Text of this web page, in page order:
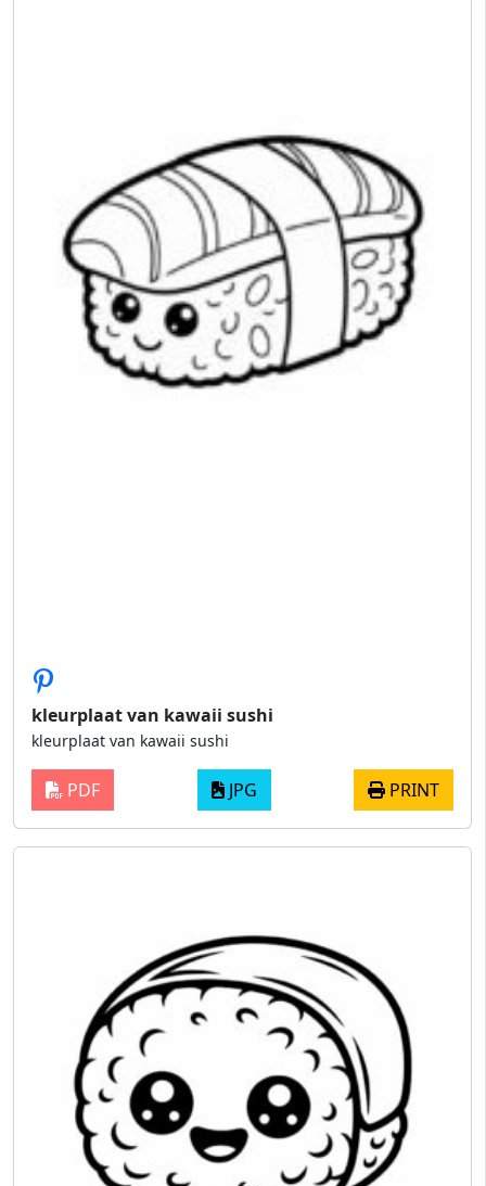
kleurplaat van kawaii sushi
kleurplaat van kawaii sushi
PDF JPG PRINT